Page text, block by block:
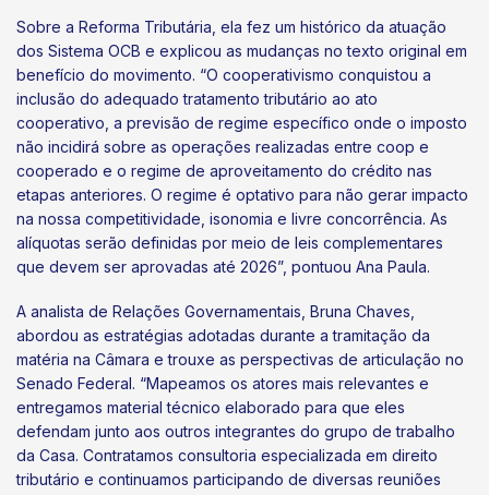
Sobre a Reforma Tributária, ela fez um histórico da atuação
dos Sistema OCB e explicou as mudanças no texto original em
benefício do movimento. “O cooperativismo conquistou a
inclusão do adequado tratamento tributário ao ato
cooperativo, a previsão de regime específico onde o imposto
não incidirá sobre as operações realizadas entre coop e
cooperado e o regime de aproveitamento do crédito nas
etapas anteriores. O regime é optativo para não gerar impacto
na nossa competitividade, isonomia e livre concorrência. As
alíquotas serão definidas por meio de leis complementares
que devem ser aprovadas até 2026”, pontuou Ana Paula.
A analista de Relações Governamentais, Bruna Chaves,
abordou as estratégias adotadas durante a tramitação da
matéria na Câmara e trouxe as perspectivas de articulação no
Senado Federal. “Mapeamos os atores mais relevantes e
entregamos material técnico elaborado para que eles
defendam junto aos outros integrantes do grupo de trabalho
da Casa. Contratamos consultoria especializada em direito
tributário e continuamos participando de diversas reuniões